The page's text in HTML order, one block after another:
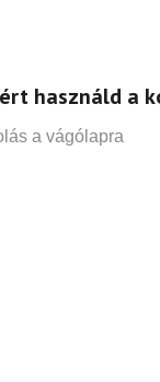
használd a
a vágólapra